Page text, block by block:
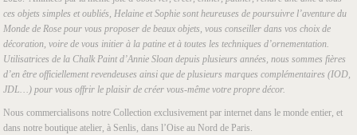
ces objets simples et oubliés, Helaine et Sophie sont heureuses de poursuivre l’aventure du
Monde de Rose pour vous proposer de beaux objets, vous conseiller dans vos choix de
décoration, voire de vous initier à la patine et à toutes les techniques d’ornementation.
Utilisatrices de la Chalk Paint d’Annie Sloan depuis plusieurs années, nous sommes fières
d’en être officiellement revendeuses ainsi que de plusieurs marques complémentaires (IOD,
JDL…) pour vous offrir le plaisir de créer vous-même votre propre décor.
Nous commercialisons notre Collection exclusivement par internet dans le monde entier, et
dans notre boutique atelier, à Senlis, dans l’Oise au Nord de Paris.